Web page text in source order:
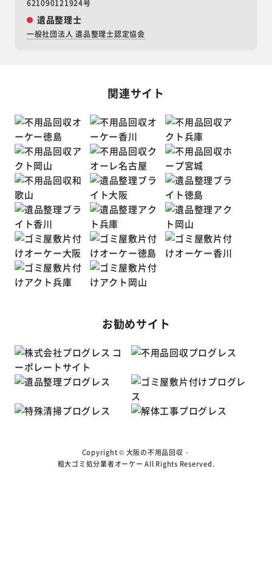
621090121924号
遺品整理士
一般社団法人 遺品整理士認定協会
関連サイト
お勧めサイト
Copyright © 大阪の不用品回収・
粗大ゴミ処分業者オーケー All Rights Reserved.